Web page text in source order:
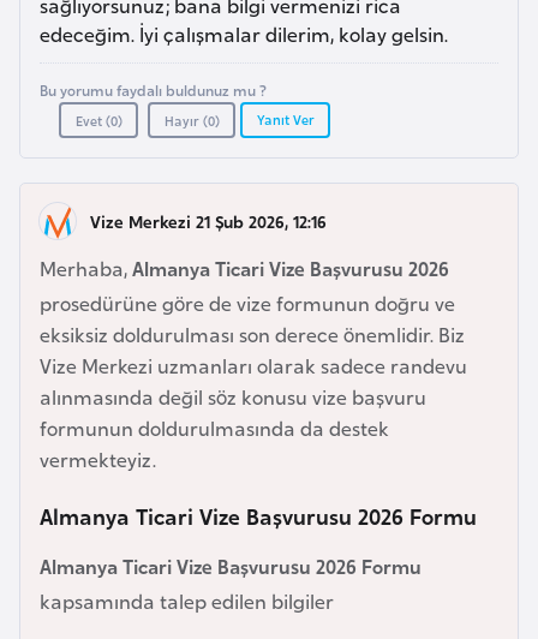
i
edeceğim. İyi çalışmalar dilerim, kolay gelsin.
Bu yorumu faydalı buldunuz mu ?
Evet (0) Hayır (0) Yanıt Ver
Vize Merkezi 21 Şub 2026, 12:16
Merhaba,Almanya Ticari Vize Başvurusu 2026
prosedürüne göre de vize formunun doğru ve
eksiksiz doldurulması son derece önemlidir. Biz
Vize Merkezi uzmanları olarak sadece randevu
alınmasında değil söz konusu vize başvuru
formunun doldurulmasında da destek
vermekteyiz.
Almanya Ticari Vize Başvurusu 2026 Formu
Almanya Ticari Vize Başvurusu 2026 Formu
kapsamında talep edilen bilgiler
A
z
e
b
a
y
c
n
B
a
h
e
n